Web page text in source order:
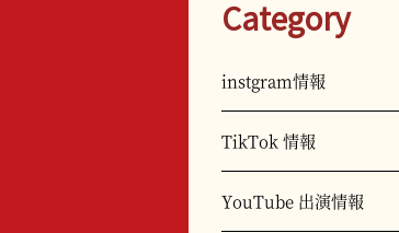
Category
instgram情報
TikTok 情報
YouTube 出演情報